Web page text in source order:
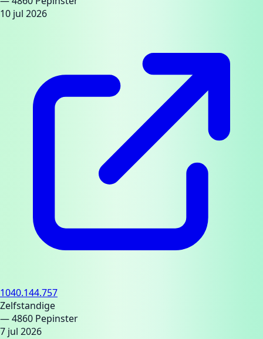
10 jul 2026
1040.144.757
Zelfstandige
— 4860 Pepinster
7 jul 2026